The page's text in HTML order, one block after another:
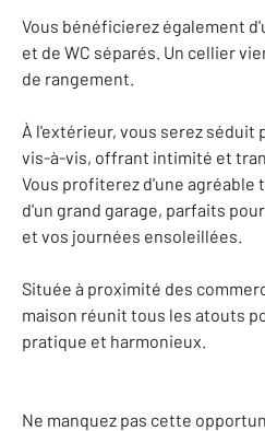
Vous bénéficierez également
et de WC séparés. Un cellier
de rangement.
À l'extérieur, vous serez séduit
vis-à-vis, offrant intimité et
Vous profiterez d'une agréable
d'un grand garage, parfaits
et vos journées ensoleillées.
Située à proximité des
maison réunit tous les atouts
pratique et harmonieux.
Ne manquez pas cette